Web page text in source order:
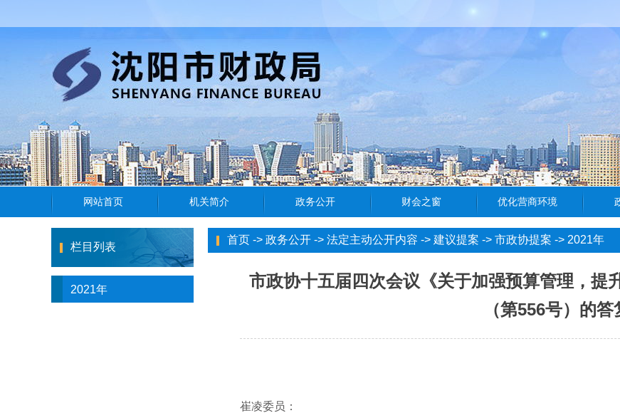
栏目列表
2021年
首页 -> 政务公开 -> 法定主动公开内容 -> 建议提案 -> 市政协提案 -> 2021年
市政协十五届四次会议《关于加强预算管理，提
（第556号）的答
崔凌委员：